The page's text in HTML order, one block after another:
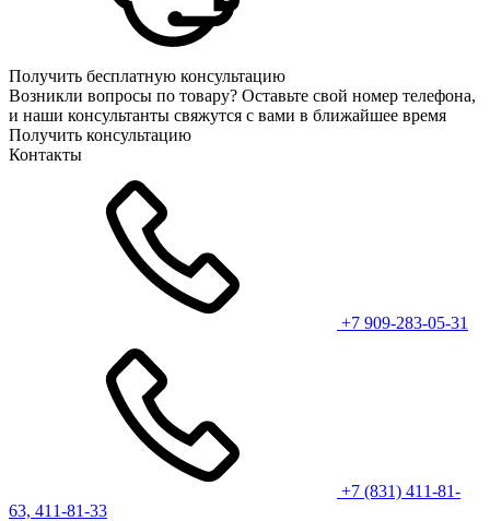
Получить бесплатную консультацию
Возникли вопросы по товару? Оставьте свой номер телефона,
и наши консультанты свяжутся с вами в ближайшее время
Получить консультацию
Контакты
+7 909-283-05-31
+7 (831) 411-81-
63, 411-81-33